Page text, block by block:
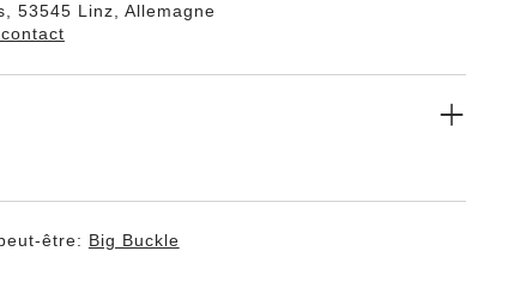
53545 Linz, Allemagne
être: Big Buckle